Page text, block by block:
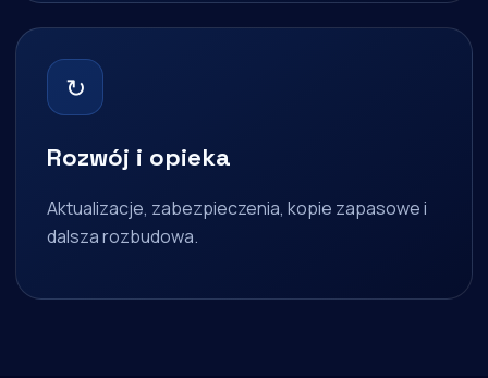
↻
Rozwój i opieka
Aktualizacje, zabezpieczenia, kopie zapasowe i
dalsza rozbudowa.